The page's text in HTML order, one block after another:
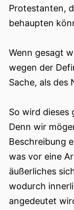
Protestanten,
behaupten
Wenn gesagt
wegen der
Sache, als des
So wird dieses
Denn wir
Beschreibung
was vor eine
äußerliches
wodurch
angedeutet